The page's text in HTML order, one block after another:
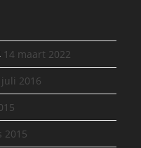
14 maart 2022
juli 2016
2015